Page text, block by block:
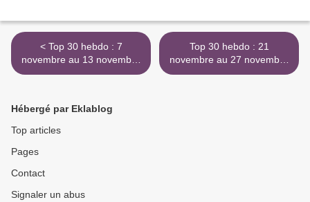
< Top 30 hebdo : 7
novembre au 13 novembre
1962
Top 30 hebdo : 21
novembre au 27 novembre
1962 >
Hébergé par Eklablog
Top articles
Pages
Contact
Signaler un abus